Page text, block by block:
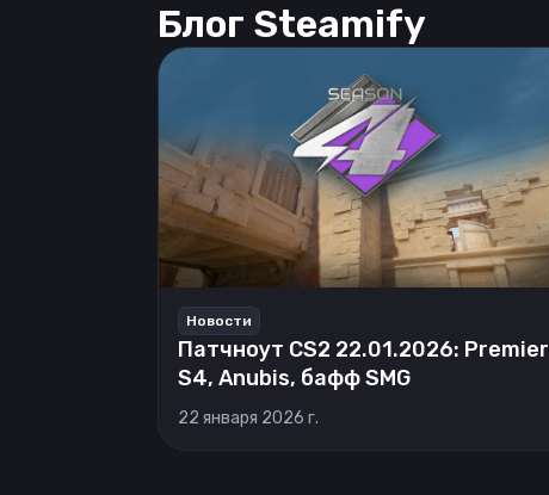
Блог Steamify
Новости
Патчноут CS2 22.01.2026: Premier
S4, Anubis, бафф SMG
22 января 2026 г.